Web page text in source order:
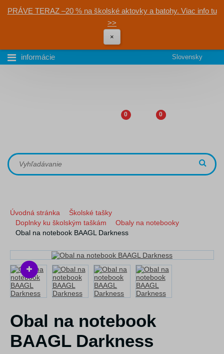
PRÁVE TERAZ –20 % na školské aktovky a batohy. Viac info tu
>>
×
informácie Slovensky
0 0
Úvodná stránka
Školské tašky
Doplnky ku školským taškám
Obaly na notebooky
Obal na notebook BAAGL Darkness
Obal na notebook
BAAGL Darkness